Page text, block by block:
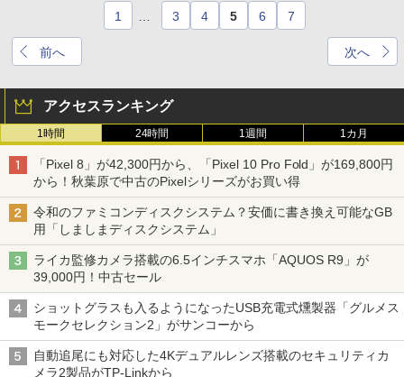
前へ
1 3 4 5 6 7
次へ
アクセスランキング
1時間 24時間 1週間 1カ月
「Pixel 8」が42,300円から、「Pixel 10 Pro Fold」が169,800円
から！秋葉原で中古のPixelシリーズがお買い得
令和のファミコンディスクシステム？安価に書き換え可能なGB
用「しましまディスクシステム」
ライカ監修カメラ搭載の6.5インチスマホ「AQUOS R9」が
39,000円！中古セール
ショットグラスも入るようになったUSB充電式燻製器「グルメス
モークセレクション2」がサンコーから
自動追尾にも対応した4Kデュアルレンズ搭載のセキュリティカ
メラ2製品がTP-Linkから